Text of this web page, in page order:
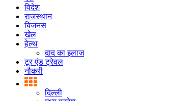
विदेश
राजस्थान
बिजनस
खेल
हेल्थ
दाद का इलाज
टूर एंड ट्रेवल
नौकरी
दिल्ली